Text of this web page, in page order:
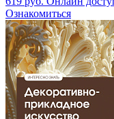
Ознакомиться